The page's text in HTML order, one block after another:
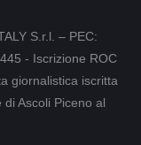
S.r.l. – PEC:
- Iscrizione ROC
giornalistica iscritta
Ascoli Piceno al